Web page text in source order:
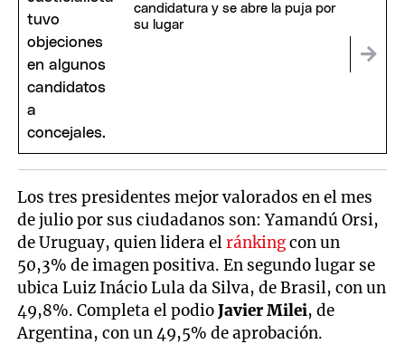
candidatura y se abre la puja por
su lugar
Los tres presidentes mejor valorados en el mes
de julio por sus ciudadanos son: Yamandú Orsi,
de Uruguay, quien lidera elránkingcon un
50,3% de imagen positiva. En segundo lugar se
ubica Luiz Inácio Lula da Silva, de Brasil, con un
49,8%. Completa el podioJavier Milei, de
Argentina, con un 49,5% de aprobación.